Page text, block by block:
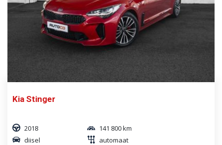
Kia Stinger
2018
141 800 km
diisel
automaat